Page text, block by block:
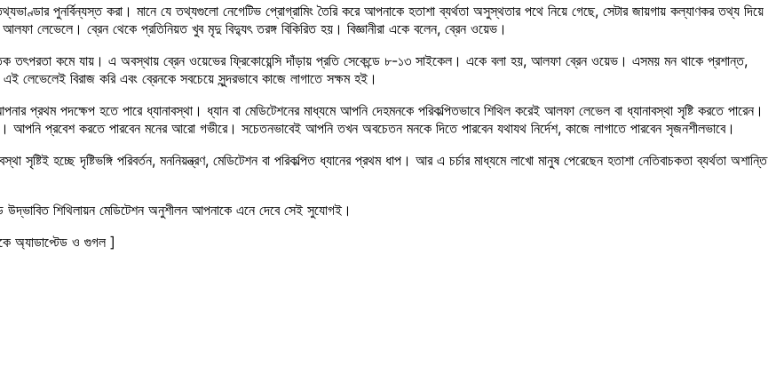
পুনর্বিন্যস্ত করা। মানে যে তথ্যগুলো নেগেটিভ প্রোগ্রামিং তৈরি করে আপনাকে হতাশা ব্যর্থতা অসুস্থতার পথে নিয়ে গেছে, সেটার জায়গায় কল্যাণকর তথ্য দিয়ে
লেভেলে। ব্রেন থেকে প্রতিনিয়ত খুব মৃদু বিদ্যুৎ তরঙ্গ বিকিরিত হয়। বিজ্ঞানীরা একে বলেন, ব্রেন ওয়েভ।
তৎপরতা কমে যায়। এ অবস্থায় ব্রেন ওয়েভের ফ্রিকোয়েন্সি দাঁড়ায় প্রতি সেকেন্ডে ৮-১৩ সাইকেল। একে বলা হয়, আলফা ব্রেন ওয়েভ। এসময় মন থাকে প্রশান্ত,
বিরাজ করি এবং ব্রেনকে সবচেয়ে সুন্দরভাবে কাজে লাগাতে সক্ষম হই।
প্রথম পদক্ষেপ হতে পারে ধ্যানাবস্থা। ধ্যান বা মেডিটেশনের মাধ্যমে আপনি দেহমনকে পরিকল্পিতভাবে শিথিল করেই আলফা লেভেল বা ধ্যানাবস্থা সৃষ্টি করতে পারেন।
প্রবেশ করতে পারবেন মনের আরো গভীরে। সচেতনভাবেই আপনি তখন অবচেতন মনকে দিতে পারবেন যথাযথ নির্দেশ, কাজে লাগাতে পারবেন সৃজনশীলভাবে।
হচ্ছে দৃষ্টিভঙ্গি পরিবর্তন, মননিয়ন্ত্রণ, মেডিটেশন বা পরিকল্পিত ধ্যানের প্রথম ধাপ। আর এ চর্চার মাধ্যমে লাখো মানুষ পেরেছেন হতাশা নেতিবাচকতা ব্যর্থতা অশান্তি
শিথিলায়ন মেডিটেশন অনুশীলন আপনাকে এনে দেবে সেই সুযোগই।
অ্যাডাপ্টেড ও গুগল ]